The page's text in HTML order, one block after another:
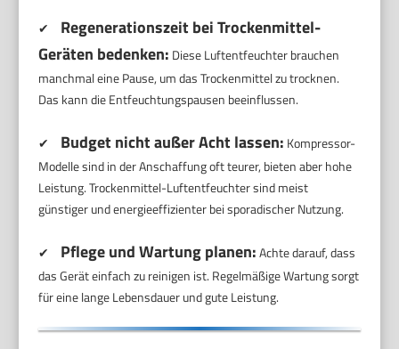
✔
Regenerationszeit bei Trockenmittel-
Geräten bedenken: Diese Luftentfeuchter brauchen
manchmal eine Pause, um das Trockenmittel zu trocknen.
Das kann die Entfeuchtungspausen beeinflussen.
✔ Budget nicht außer Acht lassen: Kompressor-
Modelle sind in der Anschaffung oft teurer, bieten aber hohe
Leistung. Trockenmittel-Luftentfeuchter sind meist
günstiger und energieeffizienter bei sporadischer Nutzung.
✔ Pflege und Wartung planen:Achte darauf, dass
das Gerät einfach zu reinigen ist. Regelmäßige Wartung sorgt
für eine lange Lebensdauer und gute Leistung.